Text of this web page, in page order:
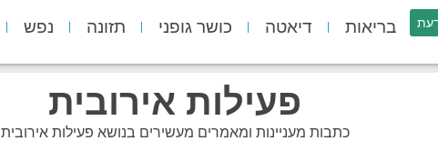
בריאות דיאטה כושר גופני תזונה נפש
פעילות אירובית
כתבות מעניינות ומאמרים מעשירים בנושא פעילות אירובית